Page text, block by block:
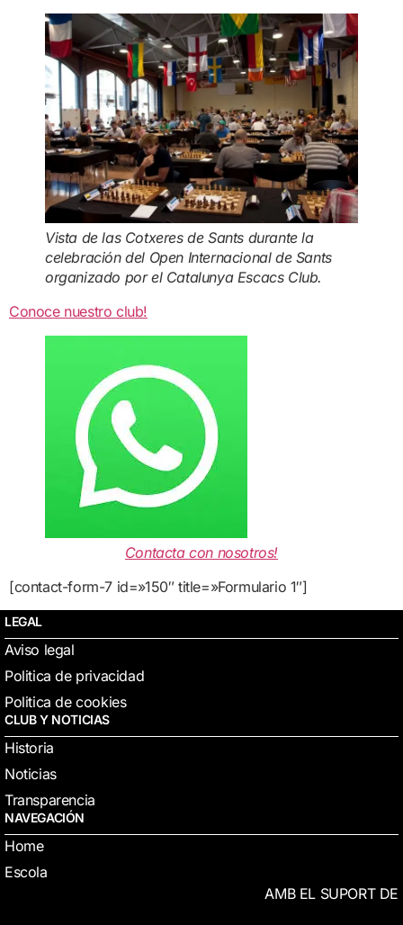
Vista de las Cotxeres de Sants durante la
celebración del Open Internacional de Sants
organizado por el Catalunya Escacs Club.
Conoce nuestro club!
Contacta con nosotros!
[contact-form-7 id=»150″ title=»Formulario 1″]
LEGAL
Aviso legal
Politica de privacidad
Politica de cookies
CLUB Y NOTICIAS
Historia
Noticias
Transparencia
NAVEGACIÓN
Home
Escola
AMB EL SUPORT DE